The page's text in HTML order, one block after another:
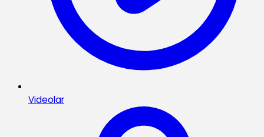
Videolar